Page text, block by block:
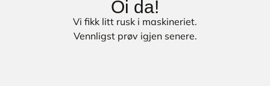
Oi da!
Vi fikk litt rusk i maskineriet.
Vennligst prøv igjen senere.